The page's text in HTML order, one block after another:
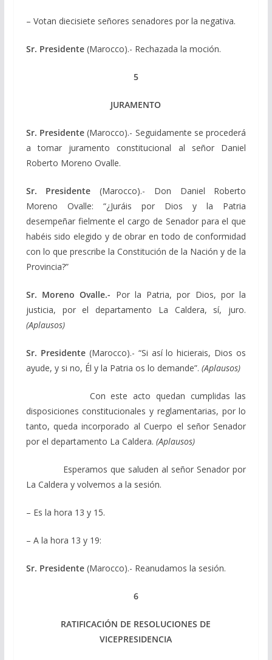
– Votan diecisiete señores senadores por la negativa.
Sr. Presidente(Marocco).- Rechazada la moción.
5
JURAMENTO
Sr. Presidente(Marocco).- Seguidamente se procederá
a tomar juramento constitucional al señor Daniel
Roberto Moreno Ovalle.
Sr. Presidente (Marocco).- Don Daniel Roberto
Moreno Ovalle: “¿Juráis por Dios y la Patria
desempeñar fielmente el cargo de Senador para el que
habéis sido elegido y de obrar en todo de conformidad
con lo que prescribe la Constitución de la Nación y de la
Provincia?”
Sr. Moreno Ovalle.- Por la Patria, por Dios, por la
justicia, por el departamento La Caldera, sí, juro.
(Aplausos)
Sr. Presidente(Marocco).- “Si así lo hicierais, Dios os
ayude, y si no, Él y la Patria os lo demande”. (Aplausos)
Con este acto quedan cumplidas las
disposiciones constitucionales y reglamentarias, por lo
tanto, queda incorporado al Cuerpo el señor Senador
por el departamento La Caldera. (Aplausos)
Esperamos que saluden al señor Senador por
La Caldera y volvemos a la sesión.
– Es la hora 13 y 15.
– A la hora 13 y 19:
Sr. Presidente (Marocco).- Reanudamos la sesión.
6
RATIFICACIÓN DE RESOLUCIONES DE
VICEPRESIDENCIA